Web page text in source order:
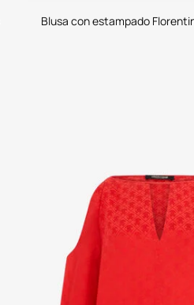
Blusa con estampado